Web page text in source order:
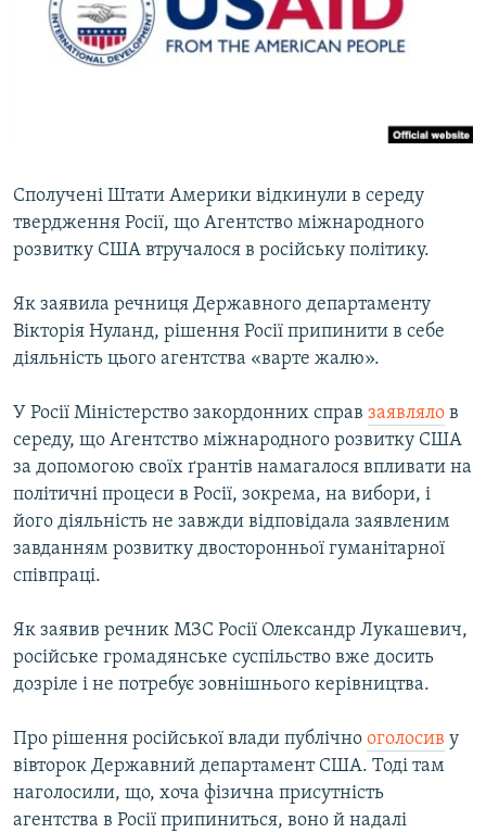
ФОТО
СПЕЦПРОЄКТИ
РУС
УКР
ДОЛУЧАЙСЯ!
Усі сайти RFE/RL
Сполучені Штати Америки відкинули в середу
твердження Росії, що Агентство міжнародного
розвитку США втручалося в російську політику.
Як заявила речниця Державного департаменту
Вікторія Нуланд, рішення Росії припинити в себе
діяльність цього агентства «варте жалю».
У Росії Міністерство закордонних справ заявляло в
середу, що Агентство міжнародного розвитку США
за допомогою своїх ґрантів намагалося впливати на
політичні процеси в Росії, зокрема, на вибори, і
його діяльність не завжди відповідала заявленим
завданням розвитку двосторонньої гуманітарної
співпраці.
Як заявив речник МЗС Росії Олександр Лукашевич,
російське громадянське суспільство вже досить
дозріле і не потребує зовнішнього керівництва.
Про рішення російської влади публічно оголосив у
вівторок Державний департамент США. Тоді там
наголосили, що, хоча фізична присутність
агентства в Росії припиниться, воно й надалі